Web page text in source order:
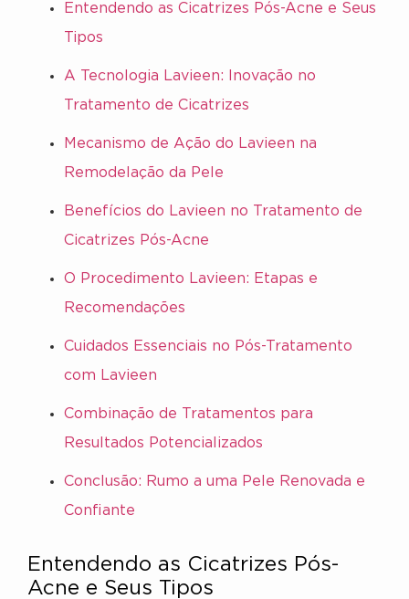
Entendendo as Cicatrizes Pós-Acne e Seus
Tipos
A Tecnologia Lavieen: Inovação no
Tratamento de Cicatrizes
Mecanismo de Ação do Lavieen na
Remodelação da Pele
Benefícios do Lavieen no Tratamento de
Cicatrizes Pós-Acne
O Procedimento Lavieen: Etapas e
Recomendações
Cuidados Essenciais no Pós-Tratamento
com Lavieen
Combinação de Tratamentos para
Resultados Potencializados
Conclusão: Rumo a uma Pele Renovada e
Confiante
Entendendo as Cicatrizes Pós-
Acne e Seus Tipos